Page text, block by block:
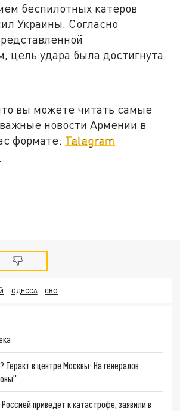
беспилотных катеров
Украины. Согласно
цель удара была достигнута.
вы можете читать самые
новости Армении в
формате: Telegram
ОДЕССА СВО
в центре Москвы: На генералов
приведет к катастрофе, заявили в